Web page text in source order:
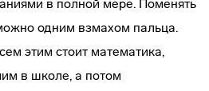
в полной мере. Поменять
одним взмахом пальца.
этим стоит математика,
в школе, а потом